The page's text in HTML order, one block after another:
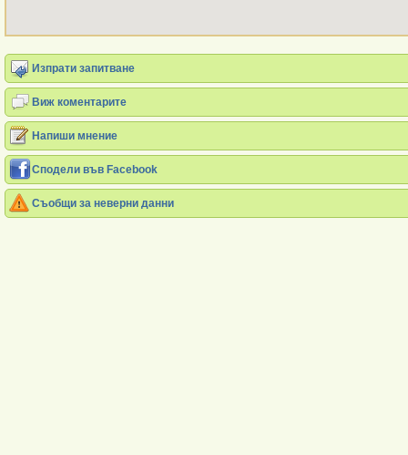
Изпрати запитване
Виж коментарите
Напиши мнение
Сподели във Facebook
Съобщи за неверни данни